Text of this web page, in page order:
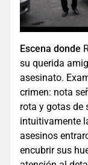
Escena donde
su querida
asesinato.
crimen: nota
rota y gotas de
intuitivamente
asesinos
encubrir sus